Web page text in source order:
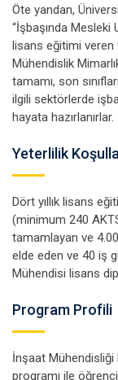
Öte yandan,
“İşbaşında Mesleki
lisans eğitimi
Mühendislik
tamamı, son
ilgili sektörlerde
Yeterlilik
Dört yıllık lisans
(minimum 240
tamamlayan ve
elde eden ve 40 iş
Mühendisi lisans
Program Profili
İnşaat
programı ile